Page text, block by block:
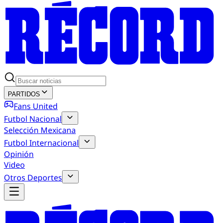
PARTIDOS
Fans United
Futbol Nacional
Selección Mexicana
Futbol Internacional
Opinión
Video
Otros Deportes